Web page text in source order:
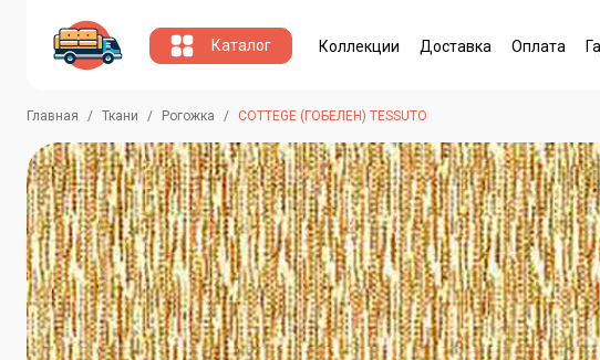
Каталог Коллекции Доставка Оплата
Главная Ткани Рогожка COTTEGE (ГОБЕЛЕН) TESSUTO